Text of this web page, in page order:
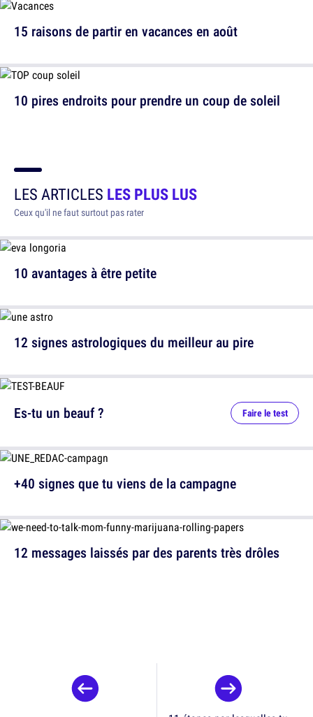
15 raisons de partir en vacances en août
10 pires endroits pour prendre un coup de soleil
LES ARTICLES LES PLUS LUS
Ceux qu'il ne faut surtout pas rater
10 avantages à être petite
12 signes astrologiques du meilleur au pire
12 messages laissés par des parents très drôles
Es-tu un beauf ? Faire le test
+40 signes que tu viens de la campagne